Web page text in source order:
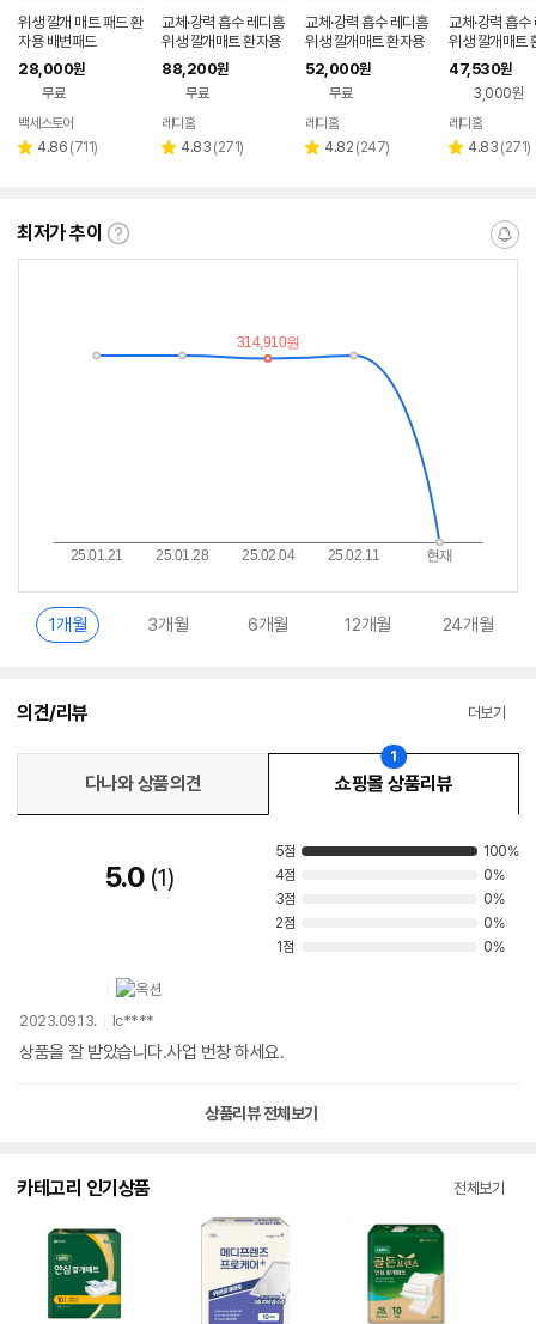
위생 깔개 매트 패드 환
자용 배변패드
28,000원
무료
백세스토어
별 4.86 리
(711)
교체·강력 흡수 레디홈
위생 깔개매트 환자용
안심 방수 패드 90x12
0(대형), 5개입, 10팩
88,200원
무료
레디홈
별 4.83 리
(271)
교체·강력 흡수 레디홈
위생 깔개매트 환자용
안심 위생패드 60x75
(일반), 10개입, 10팩
52,000원
무료
레디홈
별 4.82 리
(247)
교체·강력 흡수
위생 깔개매트
안심 방수 패
0(대형), 5개입
47,530원
3,000원
레디홈
별 4.83 리
(271)
최저가 추이
최
란?
알
1개월 3개월 6개월 12개월 24개월
의견/리뷰 더보기
다나와 상품의견 쇼핑몰 상품리뷰
1
5.0 1
5점
100%
4점
0%
3점
0%
2점
0%
1점
0%
2023.09.13. lc****
상품을 잘 받았습니다.사업 번창 하세요.
상품리뷰 전체보기
카테고리 인기상품 전체보기